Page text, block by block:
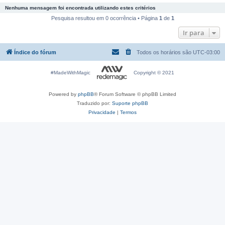
Nenhuma mensagem foi encontrada utilizando estes critérios
Pesquisa resultou em 0 ocorrência • Página 1 de 1
Ir para
Índice do fórum Todos os horários são UTC-03:00
#MadeWithMagic Copyright © 2021
Powered by phpBB® Forum Software © phpBB Limited
Traduzido por: Suporte phpBB
Privacidade | Termos